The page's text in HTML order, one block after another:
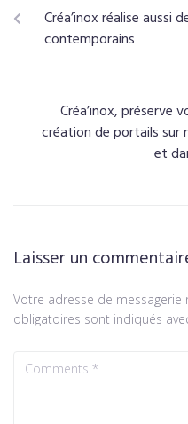
Créa’inox réalise aussi
contemporains
Créa’inox, préserve
création de portails sur
et
Laisser un
Votre adresse de messagerie
obligatoires sont indiqués